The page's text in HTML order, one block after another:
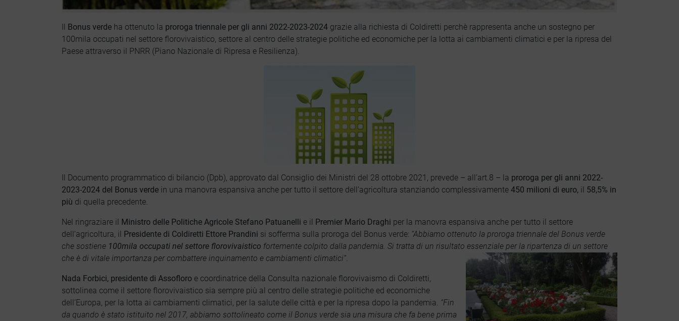
Il Bonus verde ha ottenuto la proroga triennale per gli anni 2022-2023-2024 grazie alla richiesta di Coldiretti perchè rappresenta anche un sostegno per
100mila occupati nel settore florovivaistico, settore al centro delle strategie politiche ed economiche per la lotta ai cambiamenti climatici e per la ripresa del
Paese attraverso il PNRR (Piano Nazionale di Ripresa e Resilienza).
Il Documento programmatico di bilancio (Dpb), approvato dal Consiglio dei Ministri del 28 ottobre 2021, prevede – all’art.8 – la proroga per gli anni 2022-
2023-2024 del Bonus verde in una manovra espansiva anche per tutto il settore dell’agricoltura stanziando complessivamente 450 milioni di euro, il 58,5% in
più di quella precedente.
Nel ringraziare il Ministro delle Politiche Agricole Stefano Patuanelli e il Premier Mario Draghi per la manovra espansiva anche per tutto il settore
dell’agricoltura, il Presidente di Coldiretti Ettore Prandini si sofferma sulla proroga del Bonus verde: “Abbiamo ottenuto la proroga triennale del Bonus verde
che sostiene 100mila occupati nel settore florovivaistico fortemente colpito dalla pandemia. Si tratta di un risultato essenziale per la ripartenza di un settore
che è di vitale importanza per combattere inquinamento e cambiamenti climatici”
Nada Forbici, presidente di Assofloro e coordinatrice della Consulta nazionale florovivaismo di Coldiretti,
sottolinea come il settore florovivaistico sia sempre più al centro delle strategie politiche ed economiche
dell’Europa, per la lotta ai cambiamenti climatici, per la salute delle città e per la ripresa dopo la pandemia. “Fin
da quando è stato istituito nel 2017, abbiamo sottolineato come il Bonus verde sia una misura che fa bene prima